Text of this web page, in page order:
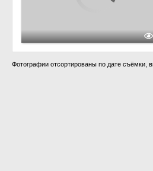
Фотографии отсортированы по дате съёмки,